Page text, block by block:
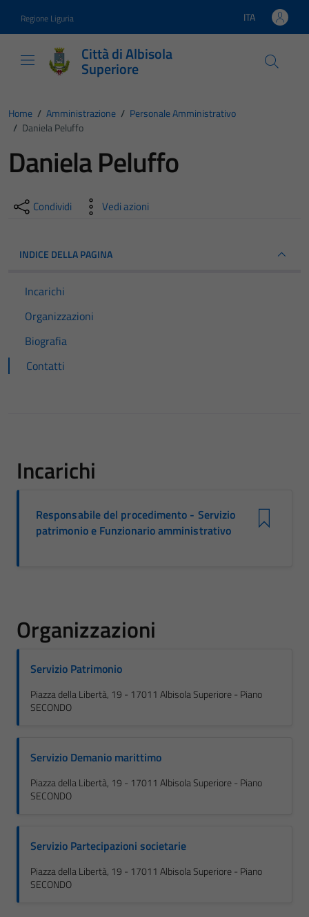
Regione Liguria Lingua attiva:
ITA
Città di Albisola
Superiore
Home / Amministrazione / Personale Amministrativo
/ Daniela Peluffo
Daniela Peluffo
Condividi Vedi azioni
INDICE DELLA PAGINA
Incarichi
Organizzazioni
Biografia
Contatti
Incarichi
Responsabile del procedimento - Servizio
patrimonio e Funzionario amministrativo
Organizzazioni
Servizio Patrimonio
Piazza della Libertà, 19 - 17011 Albisola Superiore - Piano
SECONDO
Servizio Demanio marittimo
Piazza della Libertà, 19 - 17011 Albisola Superiore - Piano
SECONDO
Servizio Partecipazioni societarie
Piazza della Libertà, 19 - 17011 Albisola Superiore - Piano
SECONDO